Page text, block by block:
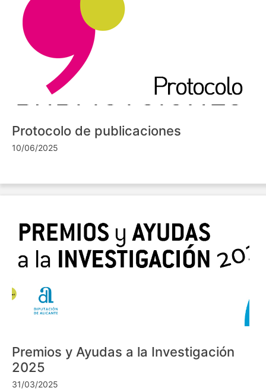
Protocolo de publicaciones
10/06/2025
Premios y Ayudas a la Investigación
2025
31/03/2025